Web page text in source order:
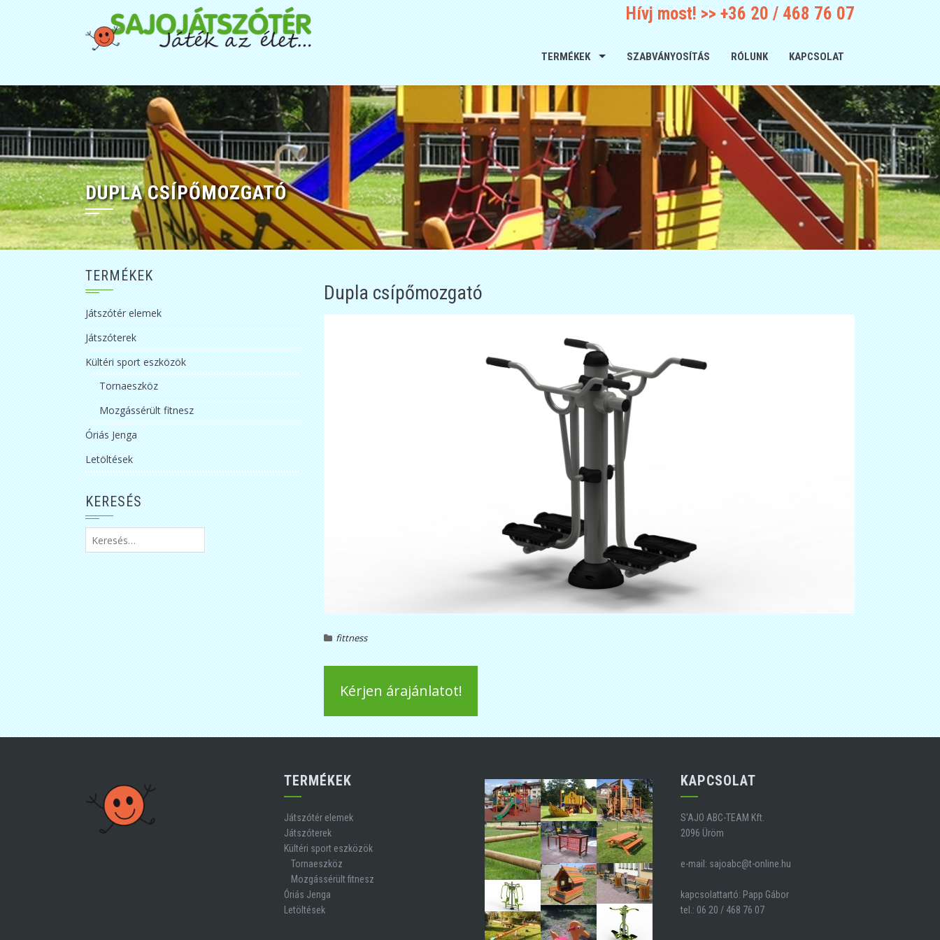
Hívj most! >>+36 20 / 468 76 07
TERMÉKEK SZABVÁNYOSÍTÁS RÓLUNK KAPCSOLAT
DUPLA CSÍPŐMOZGATÓ
Dupla csípőmozgató
fittness
Kérjen árajánlatot!
TERMÉKEK
Játszótér elemek
Játszóterek
Kültéri sport eszközök
Tornaeszköz
Mozgássérült fitnesz
Óriás Jenga
Letöltések
KERESÉS
Keresés:
TERMÉKEK
Játszótér elemek
Játszóterek
Kültéri sport eszközök
Tornaeszköz
Mozgássérült fitnesz
Óriás Jenga
Letöltések
KAPCSOLAT
S'AJO ABC-TEAM Kft.
2096 Üröm
e-mail: sajoabc@t-online.hu
kapcsolattartó: Papp Gábor
tel.: 06 20 / 468 76 07